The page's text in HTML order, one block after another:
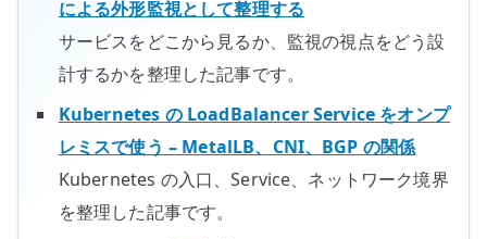
による外形監視として整理する
サービスをどこから見るか、監視の視点をどう設
計するかを整理した記事です。
Kubernetes の LoadBalancer Service をオンプ
レミスで使う – MetalLB、CNI、BGP の関係
Kubernetes の入口、Service、ネットワーク境界
を整理した記事です。